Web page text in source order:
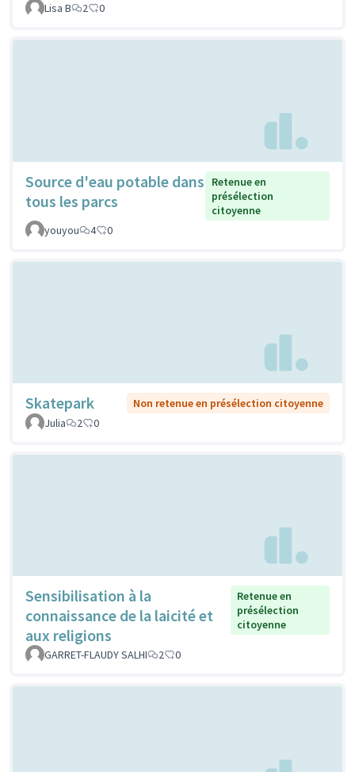
Lisa B 2 0
Source d'eau potable dans
tous les parcs
Retenue en
présélection
citoyenne
youyou
4 0
Skatepark
Non retenue en présélection citoyenne
Julia
2 0
Sensibilisation à la
connaissance de la laicité et
aux religions
Retenue en
présélection
citoyenne
GARRET-FLAUDY SALHI 2 0